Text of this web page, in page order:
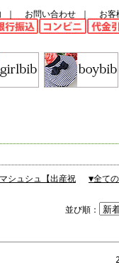
お問い合わせ お客
シュシュ【出産祝
▼全て
並び順：